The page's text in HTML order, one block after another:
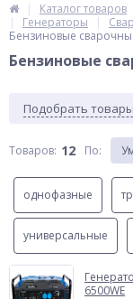
Каталог товаров
Генераторы
Бензиновые
Бензиновые
Подобрать
Товаров: 12 По:
однофазные
универсальные
6500WE